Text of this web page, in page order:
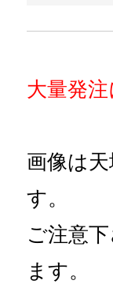
大量発注
画像は
す。
ご注意
ます。